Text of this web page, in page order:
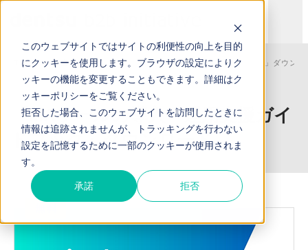
このウェブサイトではサイトの利便性の向上を目的
にクッキーを使用します。ブラウザの設定によりク
ッキーの機能を変更することもできます。詳細はク
ッキーポリシーをご覧ください。
拒否した場合、このウェブサイトを訪問したときに
情報は追跡されませんが、トラッキングを行わない
設定を記憶するために一部のクッキーが使用されま
す。
承諾 拒否
TOP お役立ち資料 「MAツールの導入・運用支援ガイドブック」ダウンロ
「MAツールの導入・運用支援ガイ
ドブック」ダウンロード